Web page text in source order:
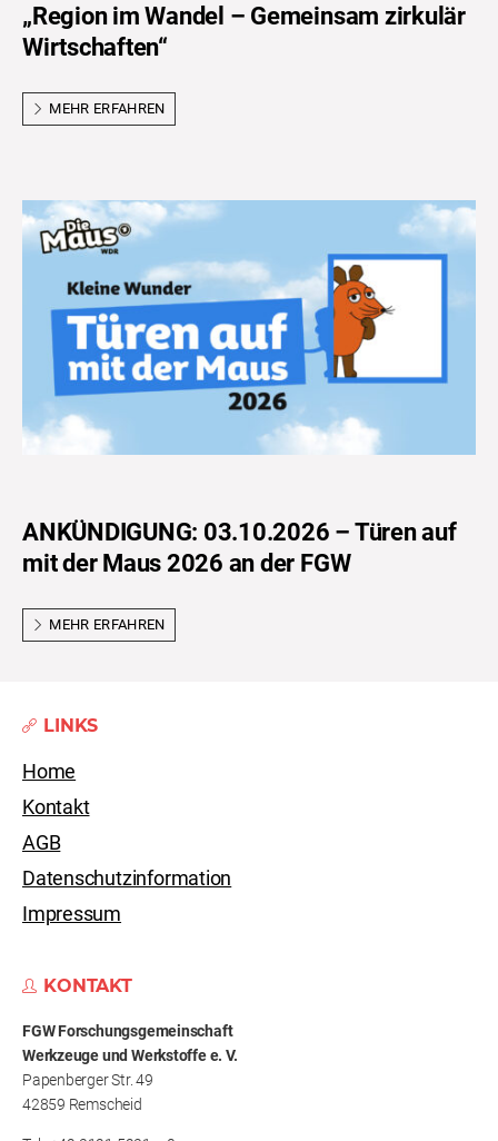
„Region im Wandel – Gemeinsam zirkulär
Wirtschaften“
MEHR ERFAHREN
ANKÜNDIGUNG: 03.10.2026 – Türen auf
mit der Maus 2026 an der FGW
MEHR ERFAHREN
LINKS
Home
Kontakt
AGB
Datenschutzinformation
Impressum
KONTAKT
FGW Forschungs­gemeinschaft
Werkzeuge und Werkstoffe e. V.
Papenberger Str. 49
42859 Remscheid